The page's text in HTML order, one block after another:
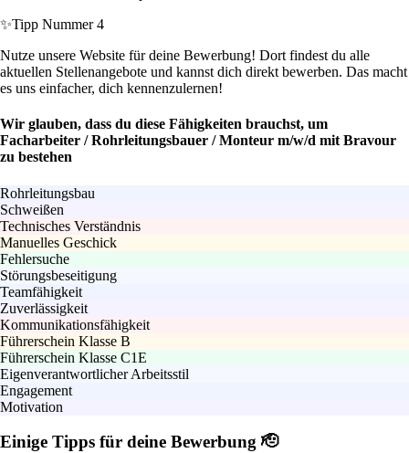
✨Tipp Nummer 4
Nutze unsere Website für deine Bewerbung! Dort findest du alle
aktuellen Stellenangebote und kannst dich direkt bewerben. Das macht
es uns einfacher, dich kennenzulernen!
Wir glauben, dass du diese Fähigkeiten brauchst, um
Facharbeiter / Rohrleitungsbauer / Monteur m/w/d mit Bravour
zu bestehen
Rohrleitungsbau
Schweißen
Technisches Verständnis
Manuelles Geschick
Fehlersuche
Störungsbeseitigung
Teamfähigkeit
Zuverlässigkeit
Kommunikationsfähigkeit
Führerschein Klasse B
Führerschein Klasse C1E
Eigenverantwortlicher Arbeitsstil
Engagement
Motivation
Einige Tipps für deine Bewerbung 🫡